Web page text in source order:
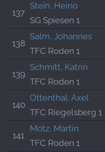
137
Stein, Heino
SG Spiesen 1
138
Salm, Johannes
TFC Roden 1
139
Schmitt, Katrin
TFC Roden 1
140
Ottenthal, Axel
TFC Riegelsberg 1
141
Motz, Martin
TFC Roden 1